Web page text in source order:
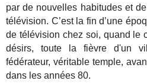
par de nouvelles habitudes et
télévision. C’est la fin d’une
de télévision chez soi, quand le
désirs, toute la fièvre d'un
fédérateur, véritable temple,
dans les années 80.